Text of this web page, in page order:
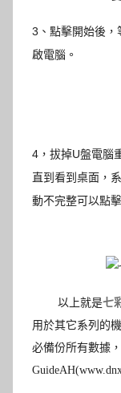
3 、點擊開始後
啟電腦。
4，拔掉U盤電腦
直到看到桌面，
動不完整可以點
以上就是七
用於其它系列的
必備份所有數據